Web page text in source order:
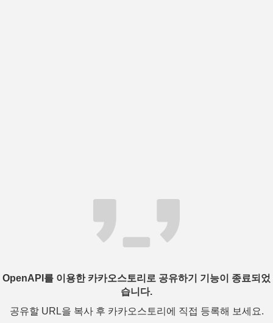
OpenAPI를 이용한 카카오스토리로 공유하기 기능이 종료되었
습니다.
공유할 URL을 복사 후 카카오스토리에 직접 등록해 보세요.